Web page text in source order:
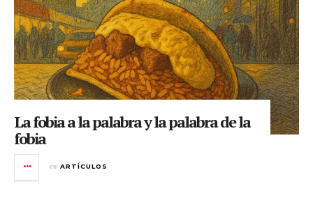
La fobia a la palabra y la palabra de la
fobia
en ARTÍCULOS